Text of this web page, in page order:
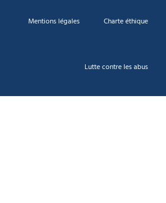
Mentions légales Charte éthique
Lutte contre les abus